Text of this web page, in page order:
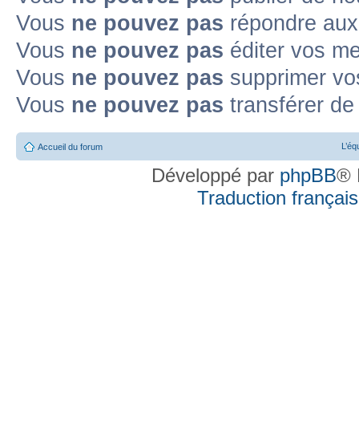
Vous ne pouvez pas répondre
Vous ne pouvez pas éditer vos
Vous ne pouvez pas supprimer
Vous ne pouvez pas transférer
Accueil du forum
Développé par phpBB®
Traduction